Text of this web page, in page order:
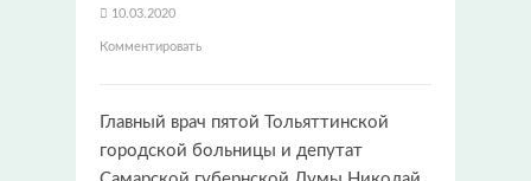
10.03.2020
Комментировать
Главный врач пятой Тольяттинской
городской больницы и депутат